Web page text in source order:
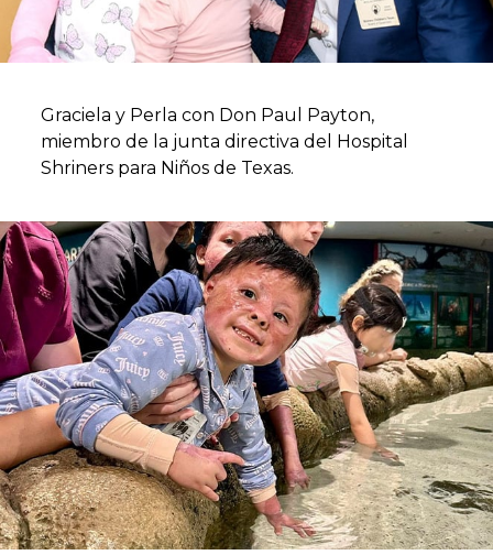
Graciela y Perla con Don Paul Payton,
miembro de la junta directiva del Hospital
Shriners para Niños de Texas.